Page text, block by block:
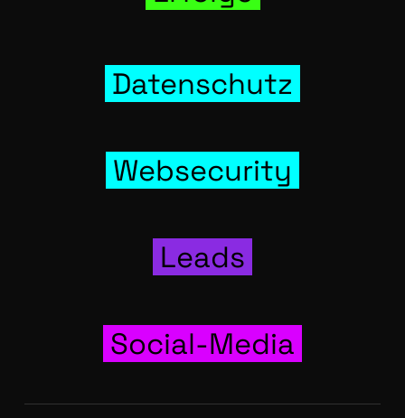
Daten­schutz
Web­se­cu­ri­ty
Leads
Social-Media